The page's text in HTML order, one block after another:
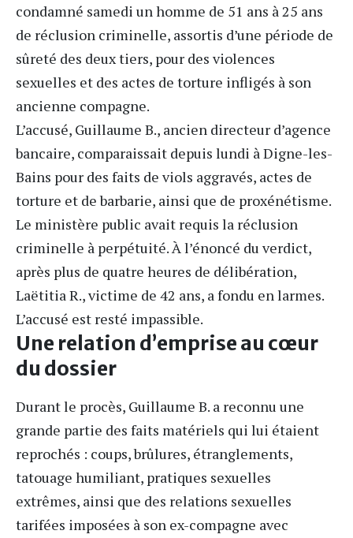
condamné samedi un homme de 51 ans à 25 ans
de réclusion criminelle, assortis d’une période de
sûreté des deux tiers, pour des violences
sexuelles et des actes de torture infligés à son
ancienne compagne.
L’accusé, Guillaume B., ancien directeur d’agence
bancaire, comparaissait depuis lundi à Digne-les-
Bains pour des faits de viols aggravés, actes de
torture et de barbarie, ainsi que de proxénétisme.
Le ministère public avait requis la réclusion
criminelle à perpétuité. À l’énoncé du verdict,
après plus de quatre heures de délibération,
Laëtitia R., victime de 42 ans, a fondu en larmes.
L’accusé est resté impassible.
Une relation d’emprise au cœur
du dossier
Durant le procès, Guillaume B. a reconnu une
grande partie des faits matériels qui lui étaient
reprochés : coups, brûlures, étranglements,
tatouage humiliant, pratiques sexuelles
extrêmes, ainsi que des relations sexuelles
tarifées imposées à son ex-compagne avec